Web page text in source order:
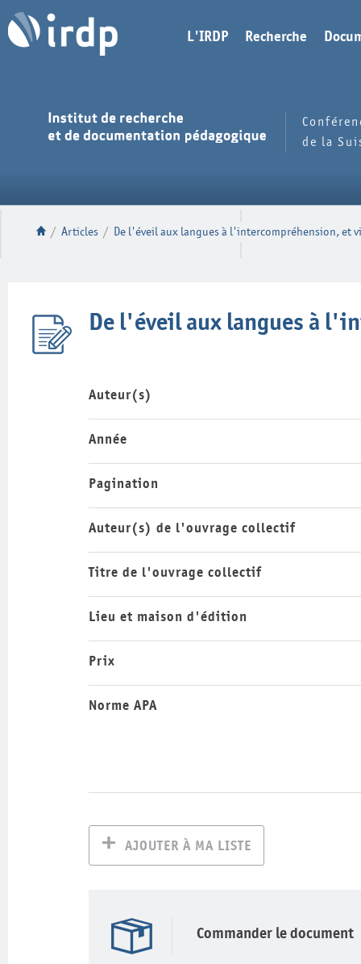
L'IRDP Recherche
de la
/ Articles / De l'éveil aux langues à l'intercompréhension, et
De l'éveil aux langues à
Auteur(s)
Année
Pagination
Auteur(s) de l'ouvrage collectif
Titre de l'ouvrage collectif
Lieu et maison d'édition
Prix
Norme APA
AJOUTER À MA LISTE
Commander le document